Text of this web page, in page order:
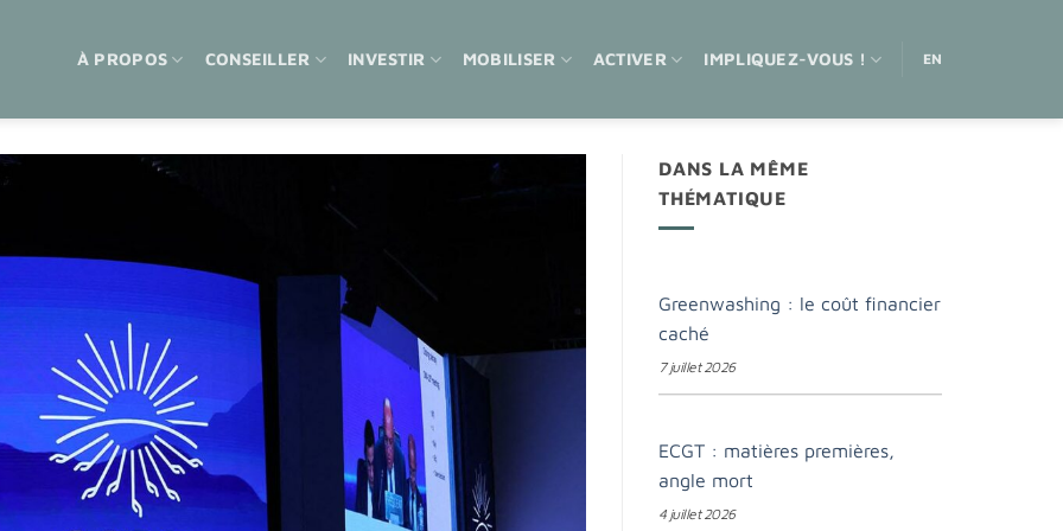
À PROPOS CONSEILLER INVESTIR MOBILISER ACTIVER IMPLIQUEZ-VOUS ! EN
DANS LA MÊME
THÉMATIQUE
Greenwashing : le coût financier
caché
7 juillet 2026
ECGT : matières premières,
angle mort
4 juillet 2026